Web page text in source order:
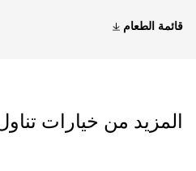
قائمة الطعام
المزيد من خيارات